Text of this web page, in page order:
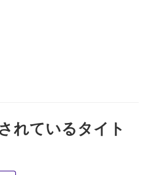
れているタイト